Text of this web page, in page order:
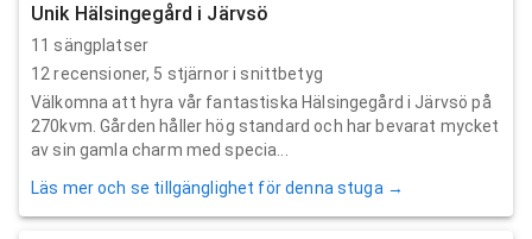
Unik Hälsingegård i Järvsö
11 sängplatser
12 recensioner, 5 stjärnor i snittbetyg
Välkomna att hyra vår fantastiska Hälsingegård i Järvsö på
270kvm. Gården håller hög standard och har bevarat mycket
av sin gamla charm med specia...
Läs mer och se tillgänglighet för denna stuga →